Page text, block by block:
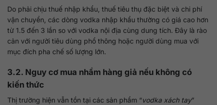
Do phải chịu thuế nhập khẩu, thuế tiêu thụ đặc biệt và chi phí
vận chuyển, các dòng vodka nhập khẩu thường có giá cao hơn
từ 1.5 đến 3 lần so với vodka nội địa cùng dung tích. Đây là rào
cản với người tiêu dùng phổ thông hoặc người dùng mua với
mục đích pha chế số lượng lớn.
3.2. Nguy cơ mua nhầm hàng giả nếu không có
kiến thức
Thị trường hiện vẫn tồn tại các sản phẩm “vodka xách tay”